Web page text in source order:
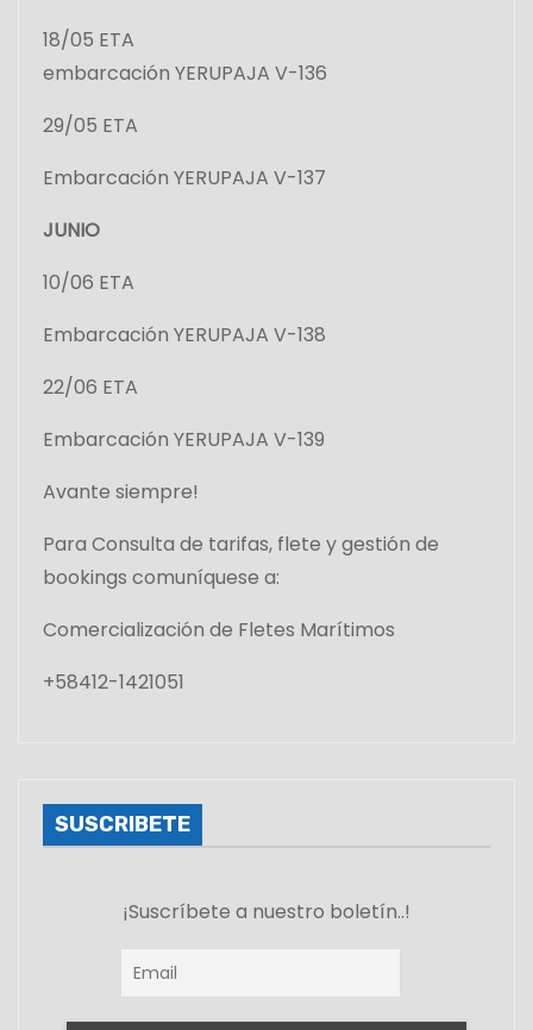
18/05 ETA
embarcación YERUPAJA V-136
29/05 ETA
Embarcación YERUPAJA V-137
JUNIO
10/06 ETA
Embarcación YERUPAJA V-138
22/06 ETA
Embarcación YERUPAJA V-139
Avante siempre!
Para Consulta de tarifas, flete y gestión de
bookings comuníquese a:
Comercialización de Fletes Marítimos
+58412-1421051
SUSCRIBETE
¡Suscríbete a nuestro boletín..!